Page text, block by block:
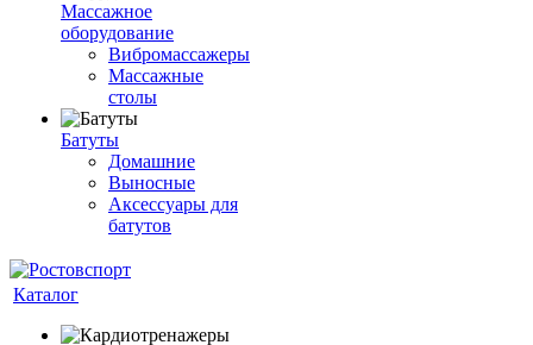
Массажное
оборудование
Вибромассажеры
Массажные
столы
Батуты
Домашние
Выносные
Аксессуары для
батутов
Каталог